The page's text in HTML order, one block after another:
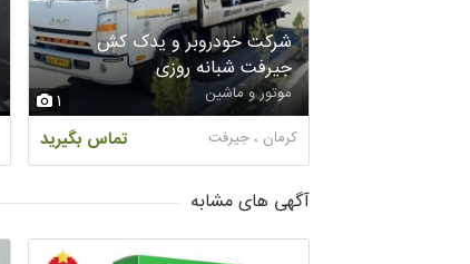
1
شرکت خودروبر و یدک کش
جیرفت شبانه روزی
موتور و ماشین
تماس بگیرید کرمان ، جیرفت
آگهی های مشابه